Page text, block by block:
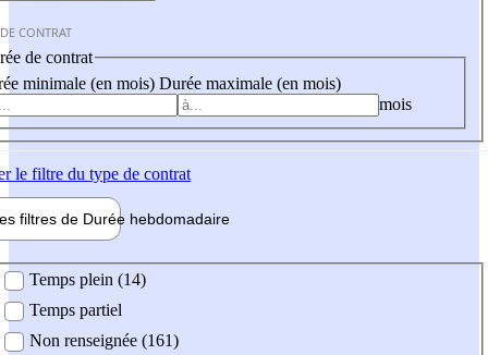
CONTRAT
de contrat
minimale (en mois) Durée maximale (en mois)
mois
le filtre du type de contrat
filtres de Durée hebdomadaire
Temps plein (14)
Temps partiel
Non renseignée (161)